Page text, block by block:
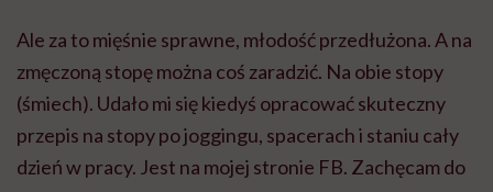
Ale za to mięśnie sprawne, młodość przedłużona. A na
zmęczoną stopę można coś zaradzić. Na obie stopy
(śmiech). Udało mi się kiedyś opracować skuteczny
przepis na stopy po joggingu, spacerach i staniu cały
dzień w pracy. Jest na mojej stronie FB. Zachęcam do